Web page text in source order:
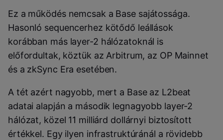
Ez a működés nemcsak a Base sajátossága.
Hasonló sequencerhez kötődő leállások
korábban más layer-2 hálózatoknál is
előfordultak, köztük az Arbitrum, az OP Mainnet
és a zkSync Era esetében.
A tét azért nagyobb, mert a Base az L2beat
adatai alapján a második legnagyobb layer-2
hálózat, közel 11 milliárd dollárnyi biztosított
értékkel. Egy ilyen infrastruktúránál a rövidebb